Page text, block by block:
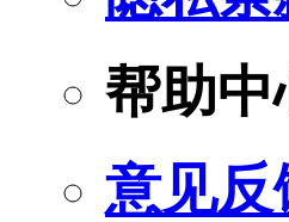
帮助中
意见反